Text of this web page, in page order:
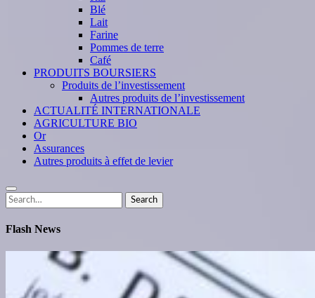
Blé
Lait
Farine
Pommes de terre
Café
PRODUITS BOURSIERS
Produits de l’investissement
Autres produits de l’investissement
ACTUALITÉ INTERNATIONALE
AGRICULTURE BIO
Or
Assurances
Autres produits à effet de levier
Search
for:
Search
Flash News